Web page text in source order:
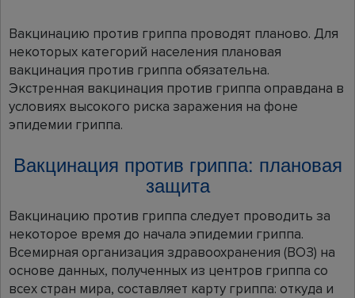
Вакцинацию против гриппа проводят планово. Для
некоторых категорий населения плановая
вакцинация против гриппа обязательна.
Экстренная вакцинация против гриппа оправдана в
условиях высокого риска заражения на фоне
эпидемии гриппа.
Вакцинация против гриппа: плановая
защита
Вакцинацию против гриппа следует проводить за
некоторое время до начала эпидемии гриппа.
Всемирная организация здравоохранения (ВОЗ) на
основе данных, полученных из центров гриппа cо
всех стран мира, составляет карту гриппа: откуда и